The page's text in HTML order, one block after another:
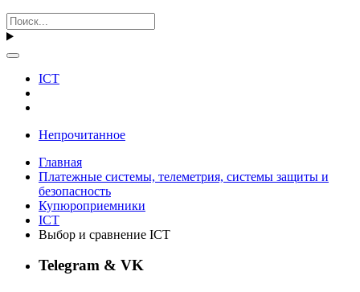
ICT
Непрочитанное
Главная
Платежные системы, телеметрия, системы защиты и
безопасность
Купюроприемники
ICT
Выбор и сравнение ICT
Telegram & VK